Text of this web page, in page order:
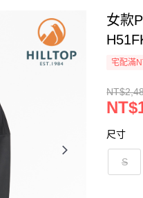
女款
宅配滿
尺寸
S